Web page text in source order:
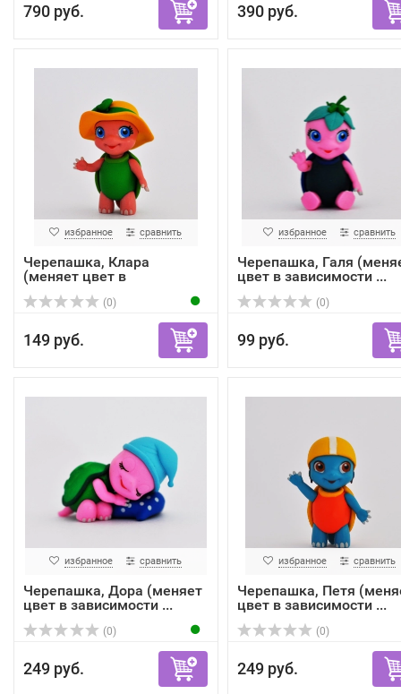
790 руб. 390 руб.
избранное сравнить
Черепашка, Клара
(меняет цвет в
зависимости...
(0)
149 руб.
избранное сравнить
Черепашка, Галя
цвет в зависимости ...
(0)
99 руб.
избранное сравнить
Черепашка, Дора (меняет
цвет в зависимости ...
(0)
249 руб.
избранное сравнить
Черепашка, Петя
цвет в зависимости ...
(0)
249 руб.